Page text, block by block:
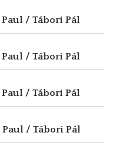
Paul / Tábori Pál
Paul / Tábori Pál
Paul / Tábori Pál
Paul / Tábori Pál